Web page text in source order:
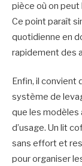
pièce où on peut
Ce point paraît
quotidienne en
rapidement des
Enfin, il convient
système de
que les
d’usage. Un lit
sans effort et
pour organiser